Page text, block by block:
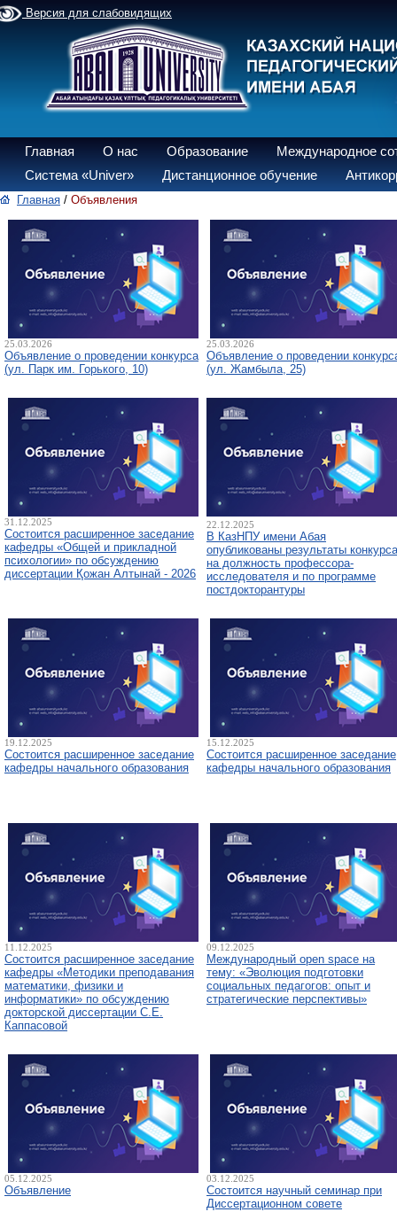
Версия для слабовидящих
Главная О нас Образование
Международное
Система «Univer»
Дистанционное обучение
Главная / Объявления
25.03.2026
Объявление о проведении конкурса
(ул. Парк им. Горького, 10)
25.03.2026
Объявление о проведении
(ул. Жамбыла, 25)
31.12.2025
Состоится расширенное заседание
кафедры «Общей и прикладной
психологии» по обсуждению
диссертации Қожан Алтынай - 2026
22.12.2025
В КазНПУ имени Абая
опубликованы результаты конкурса
на должность профессора-
исследователя и по программе
постдокторантуры
19.12.2025
Состоится расширенное заседание
кафедры начального образования
15.12.2025
Состоится расширенное заседание
кафедры начального образования
11.12.2025
Состоится расширенное заседание
кафедры «Методики преподавания
математики, физики и
информатики» по обсуждению
докторской диссертации С.Е.
Каппасовой
09.12.2025
Международный open space на
тему: «Эволюция подготовки
социальных педагогов: опыт и
стратегические перспективы»
05.12.2025
Объявление
03.12.2025
Состоится научный семинар при
Диссертационном совете